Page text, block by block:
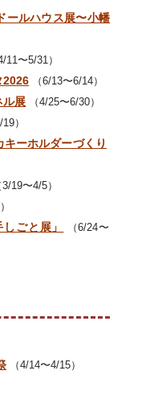
ールハウス展〜小幡
4/11〜5/31）
2026 （6/13〜6/14）
ル展 （4/25〜6/30）
）
ーホルダーづくり
3/19〜4/5）
ごと展」
（6/24〜
（4/14〜4/15）